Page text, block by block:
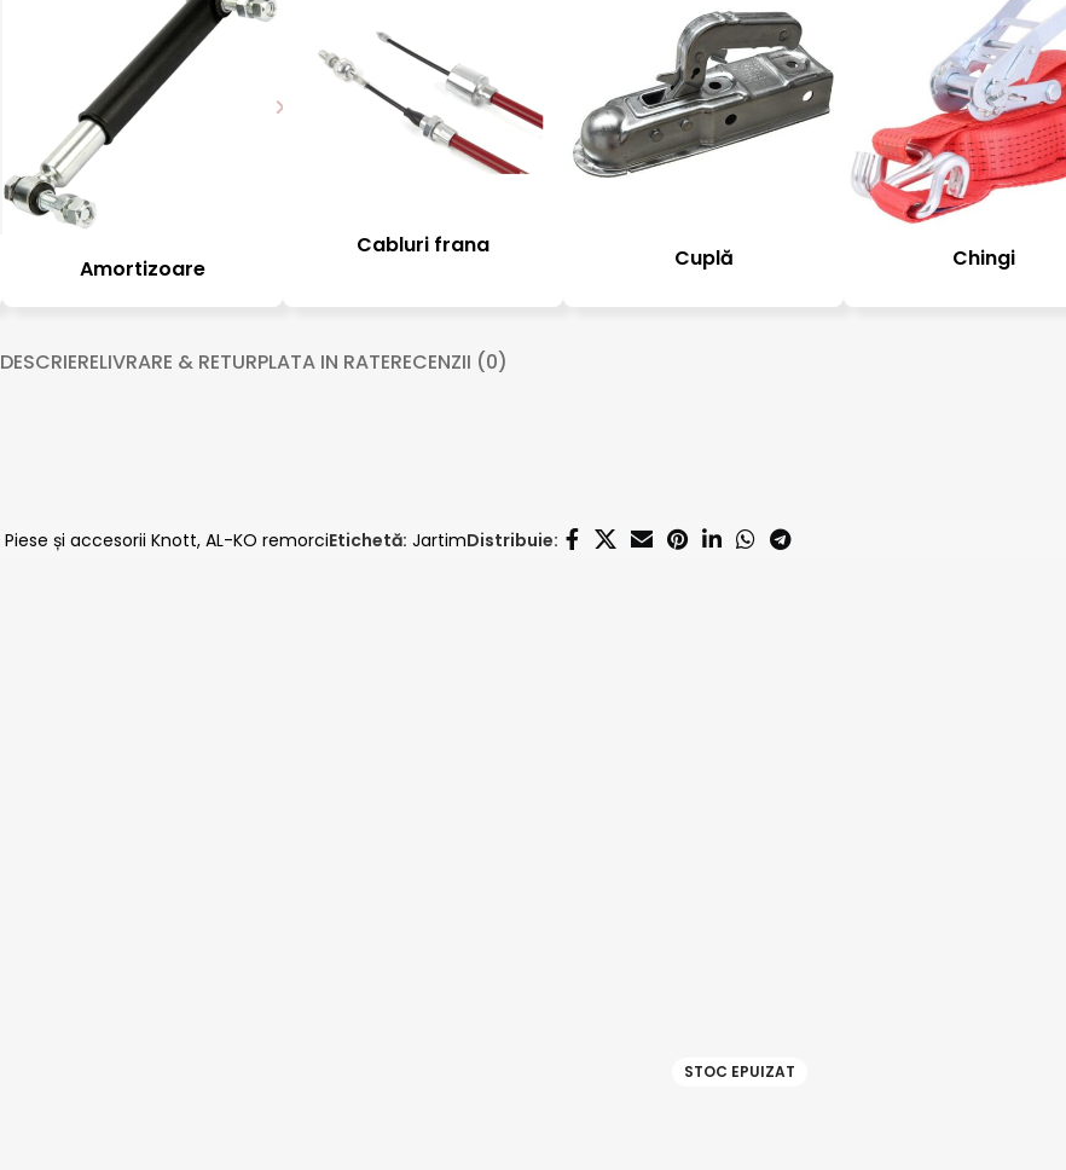
Amortizoare
Cabluri frana Cuplă Chingi
DESCRIERELIVRARE & RETURPLATA IN RATERECENZII (0)
Piese și accesorii Knott, AL-KO remorciEtichetă: JartimDistribuie:
STOC EPUIZAT